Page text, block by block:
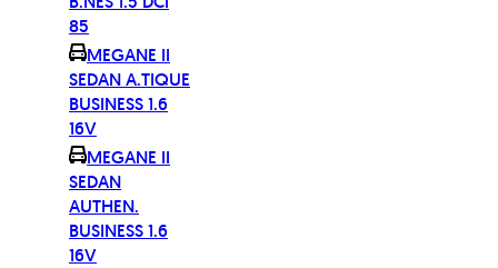
85
MEGANE II
SEDAN A.TIQUE
BUSINESS 1.6
16V
MEGANE II
SEDAN
AUTHEN.
BUSINESS 1.6
16V